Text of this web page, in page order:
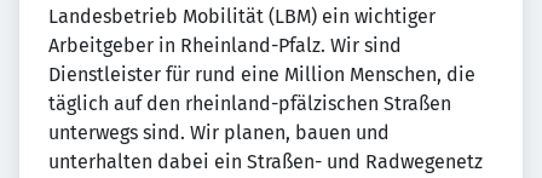
Landesbetrieb Mobilität (LBM) ein wichtiger
Arbeitgeber in Rheinland-Pfalz. Wir sind
Dienstleister für rund eine Million Menschen, die
täglich auf den rheinland-pfälzischen Straßen
unterwegs sind. Wir planen, bauen und
unterhalten dabei ein Straßen- und Radwegenetz